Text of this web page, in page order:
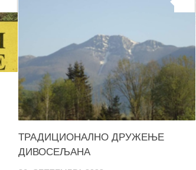
ТРАДИЦИОНАЛНО ДРУЖЕЊЕ
ДИВОСЕЉАНА